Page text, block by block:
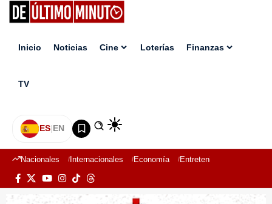
Inicio Noticias Cine Loterías Finanzas
TV
ES|EN
Nacionales Internacionales Economía Entretenimiento